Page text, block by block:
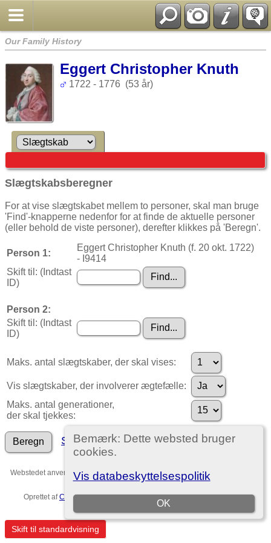
Our Family History
Bemærk: Dette websted bruger
cookies.
Vis databeskyttelsespolitik
OK
Eggert Christopher Knuth
1722 - 1776 (53 år)
Slægtskabsberegner
For at vise slægtskabet mellem to personer, skal man bruge
'Find'-knapperne nedenfor for at finde de aktuelle personer
(eller behold de viste personer), derefter klikkes på 'Beregn'.
Person 1:
Eggert Christopher Knuth (f. 20 okt. 1722)
- I9414
Skift til: (Indtast
ID)
Person 2:
Skift til: (Indtast
ID)
Maks. antal slægtskaber, der skal vises:
Vis slægtskaber, der involverer ægtefælle:
Maks. antal generationer,
der skal tjekkes:
Søg efter andre forbindelser
Webstedet anvenderThe Next Generation of Genealogy Sitebuilding
forfattet af Darrin Lythgoe © 2001-2026.
Oprettet afChristian Ditlev Reventlow. |EU-persondataforordningen.
Template no. 7
Skift til standardvisning